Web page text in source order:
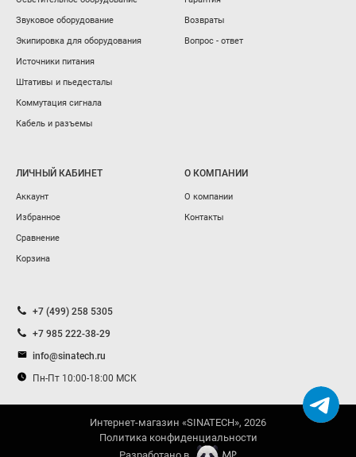
Звуковое оборудование
Экипировка для оборудования
Источники питания
Штативы и пьедесталы
Коммутация сигнала
Кабель и разъемы
Возвраты
Вопрос - ответ
ЛИЧНЫЙ КАБИНЕТ
Аккаунт
Избранное
Сравнение
Корзина
О КОМПАНИИ
О компании
Контакты
+7 (499) 258 5305
+7 985 222-38-29
info@sinatech.ru
Пн-Пт 10:00-18:00 МСК
Интернет-магазин «SINATECH», 2026
Политика конфиденциальности